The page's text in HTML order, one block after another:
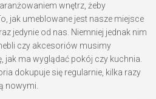
wnętrz, żeby
jak umeblowane jest nasze miejsce
jedynie od nas. Niemniej jednak nim
czy akcesoriów musimy
jak ma wyglądać pokój czy kuchnia.
dokupuje się regularnie, kilka razy
nowymi.